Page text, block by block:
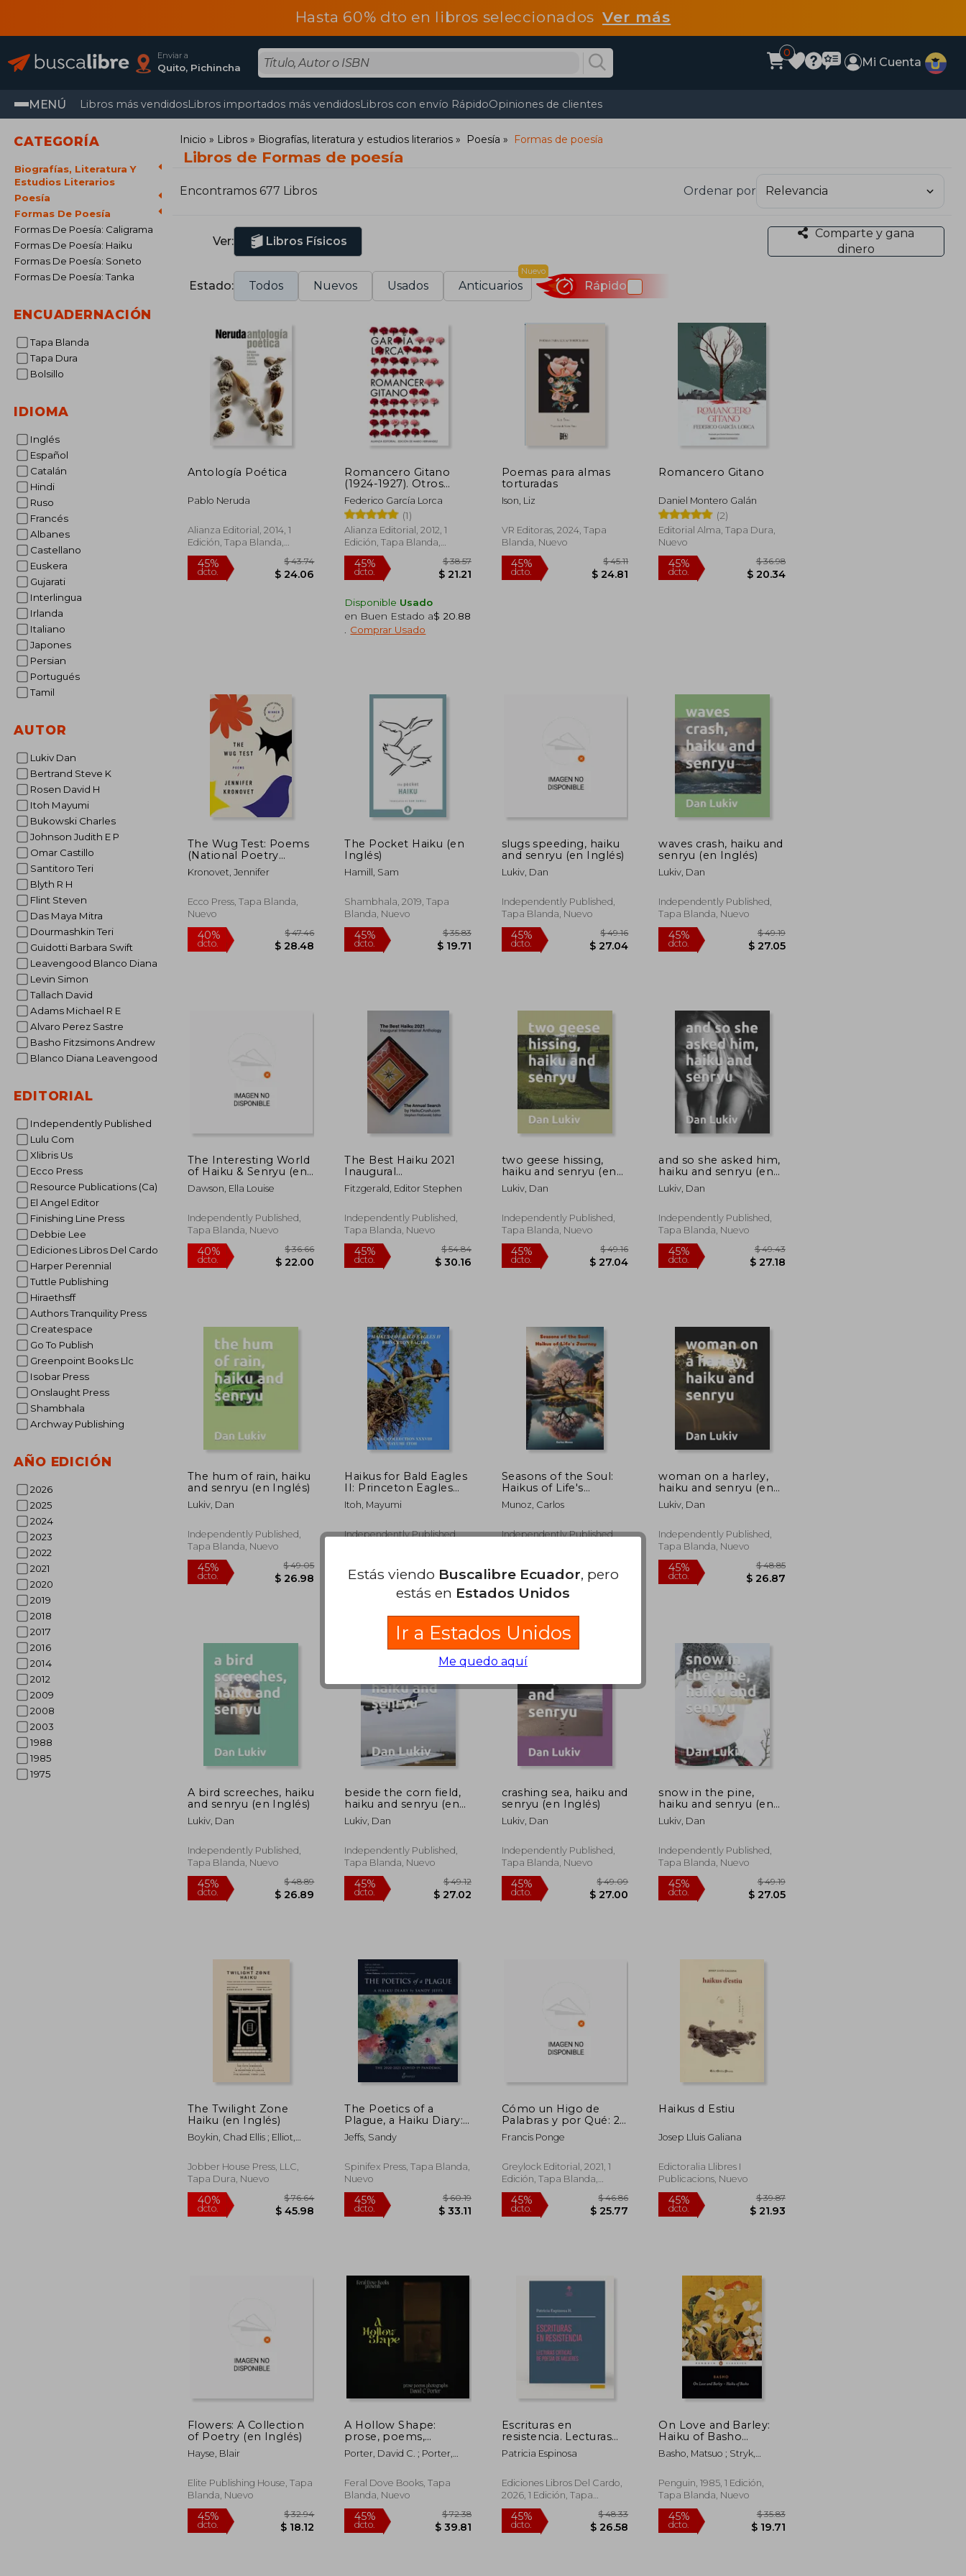
Hasta 60% dto en libros seleccionadosVer más
Enviar a
Quito, Pichincha
0
Mi Cuenta
MENÚ Libros más vendidosLibros importados más vendidosLibros con envío RápidoOpiniones de clientes
CATEGORÍA
Biografías, Literatura Y
Estudios Literarios
Poesía
Formas De Poesía
Formas De Poesía: Caligrama
Formas De Poesía: Haiku
Formas De Poesía: Soneto
Formas De Poesía: Tanka
ENCUADERNACIÓN
Tapa Blanda
Tapa Dura
Bolsillo
IDIOMA
Inglés
Español
Catalán
Hindi
Ruso
Francés
Albanes
Castellano
Euskera
Gujarati
Interlingua
Irlanda
Italiano
Japones
Persian
Portugués
Tamil
AUTOR
Lukiv Dan
Bertrand Steve K
Rosen David H
Itoh Mayumi
Bukowski Charles
Johnson Judith E P
Omar Castillo
Santitoro Teri
Blyth R H
Flint Steven
Das Maya Mitra
Dourmashkin Teri
Guidotti Barbara Swift
Leavengood Blanco Diana
Levin Simon
Tallach David
Adams Michael R E
Alvaro Perez Sastre
Basho Fitzsimons Andrew
Blanco Diana Leavengood
EDITORIAL
Independently Published
Lulu Com
Xlibris Us
Ecco Press
Resource Publications (Ca)
El Angel Editor
Finishing Line Press
Debbie Lee
Ediciones Libros Del Cardo
Harper Perennial
Tuttle Publishing
Hiraethsff
Authors Tranquility Press
Createspace
Go To Publish
Greenpoint Books Llc
Isobar Press
Onslaught Press
Shambhala
Archway Publishing
AÑO EDICIÓN
2026
2025
2024
2023
2022
2021
2020
2019
2018
2017
2016
2014
2012
2009
2008
2003
1988
1985
1975
Inicio Libros Biografías, literatura y estudios literarios Poesía Formas de poesía
Libros de Formas de poesía
Encontramos 677 Libros Ordenar por
Ver: Libros Físicos
Comparte y gana
dinero
Estado: Todos Nuevos Usados Anticuarios
Nuevo
Rápido
Antología Poética
Pablo Neruda
Alianza Editorial, 2014, 1
Edición, Tapa Blanda,
Nuevo
$ 43.74
$ 24.06
Romancero Gitano
(1924-1927). Otros
Romances del Teatro
(1924-1935) (el Libro
de Bolsillo -
Bibliotecas de Autor -
Biblioteca García
Federico García Lorca
(1)
Alianza Editorial, 2012, 1
Edición, Tapa Blanda,
Nuevo
45%
dcto.
Disponible Usado
en Buen Estado a$ 20.88
Comprar Usado
Poemas para almas
torturadas
Ison, Liz
VR Editoras, 2024, Tapa
Blanda, Nuevo
Romancero Gitano
Daniel Montero Galán
(2)
Editorial Alma, Tapa Dura,
Nuevo
The Wug Test: Poems
(National Poetry
Series) (en Inglés)
Kronovet, Jennifer
Ecco Press, Tapa Blanda,
Nuevo
The Pocket Haiku (en
Inglés)
Hamill, Sam
Shambhala, 2019, Tapa
Blanda, Nuevo
45%
dcto.
$ 35.83
$ 19.71
slugs speeding, haiku
and senryu (en Inglés)
Lukiv, Dan
Independently Published,
Tapa Blanda, Nuevo
45%
dcto.
$ 49.16
$ 27.04
waves crash, haiku and
senryu (en Inglés)
Lukiv, Dan
Independently Published,
Tapa Blanda, Nuevo
45%
dcto.
The Interesting World
of Haiku & Senryu (en
Inglés)
Dawson, Ella Louise
Independently Published,
Tapa Blanda, Nuevo
40%
dcto.
The Best Haiku 2021
Inaugural
International
Anthology: The
HaikuCrush.com (en
Inglés)
Fitzgerald, Editor Stephen
Independently Published,
Tapa Blanda, Nuevo
45%
dcto.
two geese hissing,
haiku and senryu (en
Inglés)
Lukiv, Dan
Independently Published,
Tapa Blanda, Nuevo
45%
dcto.
$ 49.16
$ 27.04
and so she asked him,
haiku and senryu (en
Inglés)
Lukiv, Dan
Independently Published,
Tapa Blanda, Nuevo
The hum of rain, haiku
and senryu (en Inglés)
Lukiv, Dan
Independently Published,
Tapa Blanda, Nuevo
dcto.
Haikus for Bald Eagles
II: Princeton Eagles
(en Inglés)
Itoh, Mayumi
Independently Published,
dcto.
$ 60.43
Seasons of the Soul:
Haikus of Life's
Journey (en Inglés)
Munoz, Carlos
Independently Published,
dcto. $ 24.52
woman on a harley,
haiku and senryu (en
Inglés)
Lukiv, Dan
Independently Published,
Tapa Blanda, Nuevo
45%
dcto.
A bird screeches, haiku
and senryu (en Inglés)
Lukiv, Dan
Independently Published,
Tapa Blanda, Nuevo
dcto. $ 26.89
beside the corn field,
haiku and senryu (en
Inglés)
Lukiv, Dan
Independently Published,
Tapa Blanda, Nuevo
dcto. $ 27.02
crashing sea, haiku and
senryu (en Inglés)
Lukiv, Dan
Independently Published,
Tapa Blanda, Nuevo
$ 27.00
snow in the pine,
haiku and senryu (en
Inglés)
Lukiv, Dan
Independently Published,
Tapa Blanda, Nuevo
The Twilight Zone
Haiku (en Inglés)
Boykin, Chad Ellis ; Elliot,
Jobber House Press, LLC,
Tapa Dura, Nuevo
40%
dcto.
$ 76.64
$ 45.98
The Poetics of a
Plague, a Haiku Diary:
The 2020-2021 Covid-
19 Pandemic (en
Jeffs, Sandy
Spinifex Press, Tapa Blanda,
Nuevo
45%
dcto.
$ 60.19
$ 33.11
Cómo un Higo de
Palabras y por Qué: 2
([Cyclomer])
Francis Ponge
Greylock Editorial, 2021, 1
Edición, Tapa Blanda,
Nuevo
45%
dcto.
$ 46.86
$ 25.77
Haikus d Estiu
Josep Lluis Galiana
Edictoralia Llibres I
Publicacions, Nuevo
45%
dcto.
Flowers: A Collection
of Poetry (en Inglés)
Hayse, Blair
Elite Publishing House, Tapa
Blanda, Nuevo
A Hollow Shape:
prose, poems,
photographs (en
Inglés)
Porter, David C. ; Porter,
Feral Dove Books, Tapa
Blanda, Nuevo
Escrituras en
resistencia. Lecturas
críticas de poesía de
mujeres
Patricia Espinosa
Ediciones Libros Del Cardo,
2026, 1 Edición, Tapa
Blanda, Nuevo
On Love and Barley:
Haiku of Basho
(Penguin Classics) (en
Inglés)
Basho, Matsuo ; Stryk,
Penguin, 1985, 1 Edición,
Tapa Blanda, Nuevo
Estás viendo Buscalibre Ecuador, pero
estás en Estados Unidos
Ir a Estados Unidos
Me quedo aquí